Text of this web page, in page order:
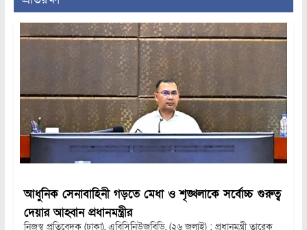
আধুনিক সেনাবাহিনী গড়তে মেধা ও শৃঙ্খলাকে সর্বোচ্চ গুরুত্ব
দেয়ার আহ্বান প্রধানমন্ত্রীর
নিজস্ব প্রতিবেদক (ঢাকা), এবিসিনিউজবিডি, (২৬ জুলাই) : প্রধানমন্ত্রী তারেক